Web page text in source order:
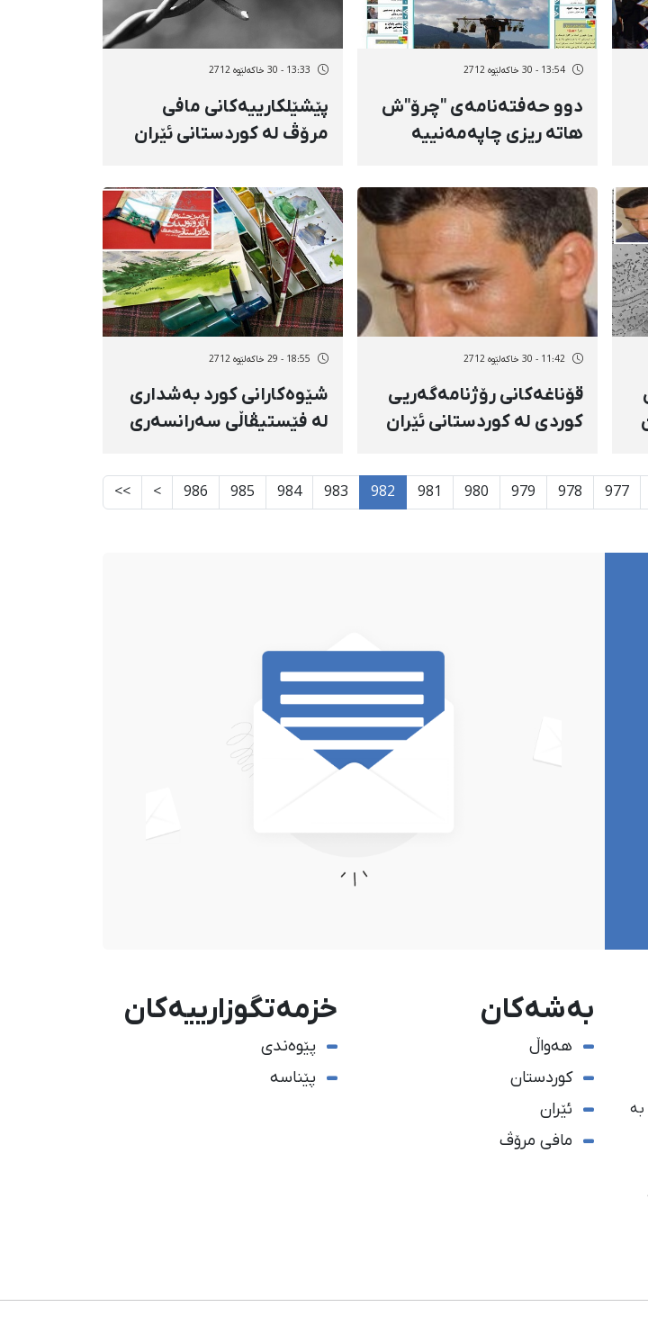
13:54 - 30 خاکەلێوه 2712
دوو حەفتەنامەی "چرۆ"ش
هاتە ریزی چاپەمەنییە
13:33 - 30 خاکەلێوه 2712
پێشێلكارییەكانی مافی
مرۆڤ لە كوردستانی ئێران
11:42 - 30 خاکەلێوه 2712
قۆناغەكانی رۆژنامەگەریی
كوردی لە كوردستانی ئێران
18:55 - 29 خاکەلێوه 2712
شێوەكارانی كورد بەشداری
لە فێستیڤاڵی سەرانسەری
دەكەن
977
978
979
980
981
982
983
984
985
986
>
>>
بە
بەشەکان
هەواڵ
کوردستان
ئێران
مافی مرۆڤ
خزمەتگوزارییەکان
پێوەندی
پێناسە